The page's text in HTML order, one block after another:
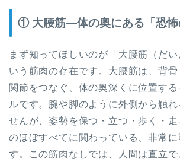
① 大腰筋—体の奥にある「恐怖
まず知ってほしいのが「大腰筋（だい
いう筋肉の存在です。大腰筋は、背
関節をつなぐ、体の奥深くに位置する
ルです。腕や脚のように外側から触れ
せんが、姿勢を保つ・立つ・歩く・
のほぼすべてに関わっている、非常
す。この筋肉なしでは、人間は直立で